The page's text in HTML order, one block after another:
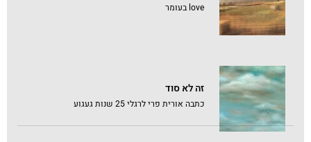
love בעומר
זה לא סוד
כתבה אורית פרי לרגלי 25 שנות געגוע